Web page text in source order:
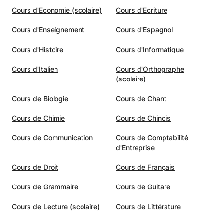
Cours d'Economie (scolaire) Cours d'Ecriture
Cours d'Enseignement Cours d'Espagnol
Cours d'Histoire Cours d'Informatique
Cours d'Italien
Cours d'Orthographe
(scolaire)
Cours de Biologie Cours de Chant
Cours de Chimie Cours de Chinois
Cours de Communication
Cours de Comptabilité
d'Entreprise
Cours de Droit Cours de Français
Cours de Grammaire Cours de Guitare
Cours de Lecture (scolaire)
Cours de Littérature